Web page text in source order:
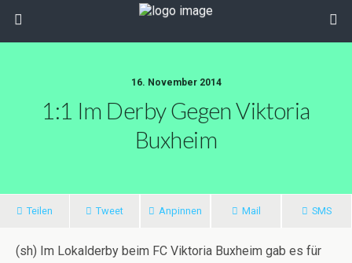
16. November 2014
1:1 Im Derby Gegen Viktoria
Buxheim
Teilen Tweet Anpinnen Mail SMS
(sh) Im Lokalderby beim FC Viktoria Buxheim gab es für